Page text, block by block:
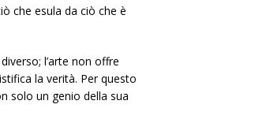
che esula da ciò che è
l’arte non offre
la verità. Per questo
solo un genio della sua